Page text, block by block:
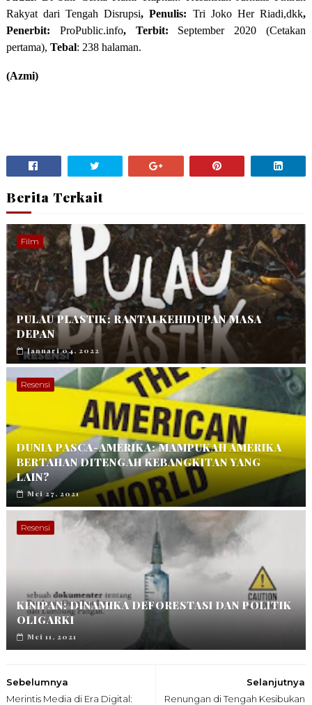
Rakyat dari Tengah Disrupsi, Penulis: Tri Joko Her Riadi,dkk,
Penerbit: ProPublic.info, Terbit: September 2020 (Cetakan
pertama), Tebal: 238 halaman.
(Azmi)
Berita Terkait
Film
PULAU PLASTIK: RANTAI KEHIDUPAN MASA
DEPAN
Januari 04, 2022
Resensi
DUNIA PASCA-AMERIKA: MAMPUKAH AMERIKA
BERTAHAN DITENGAH KEBANGKITAN YANG
LAIN?
Mei 27, 2021
Resensi
KINIPAN: DINAMIKA DEFORESTASI DAN POLITIK
OLIGARKI
Mei 11, 2021
Selanjutnya
Renungan di Tengah Kesibukan
Sebelumnya
Merintis Media di Era Digital: